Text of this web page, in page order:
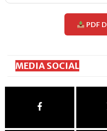
PDF
MEDIA SOCIAL